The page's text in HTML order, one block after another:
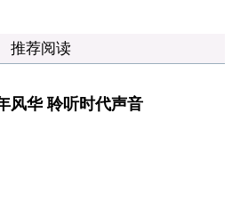
推荐阅读
华 聆听时代声音